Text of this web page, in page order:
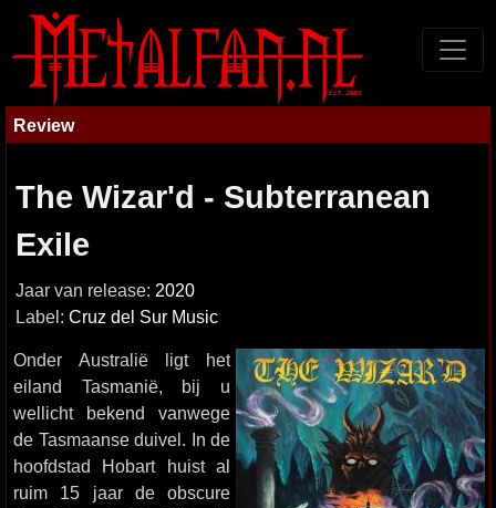
Review
The Wizar'd - Subterranean
Exile
Jaar van release: 2020
Label: Cruz del Sur Music
Onder Australië ligt het
eiland Tasmanië, bij u
wellicht bekend vanwege
de Tasmaanse duivel. In de
hoofdstad Hobart huist al
ruim 15 jaar de obscure